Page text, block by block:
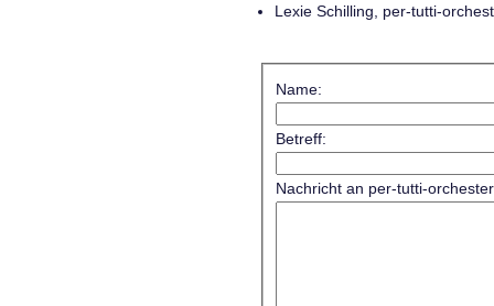
Lexie Schilling, per-tutti-
Name:
Betreff:
Nachricht an per-tutti-